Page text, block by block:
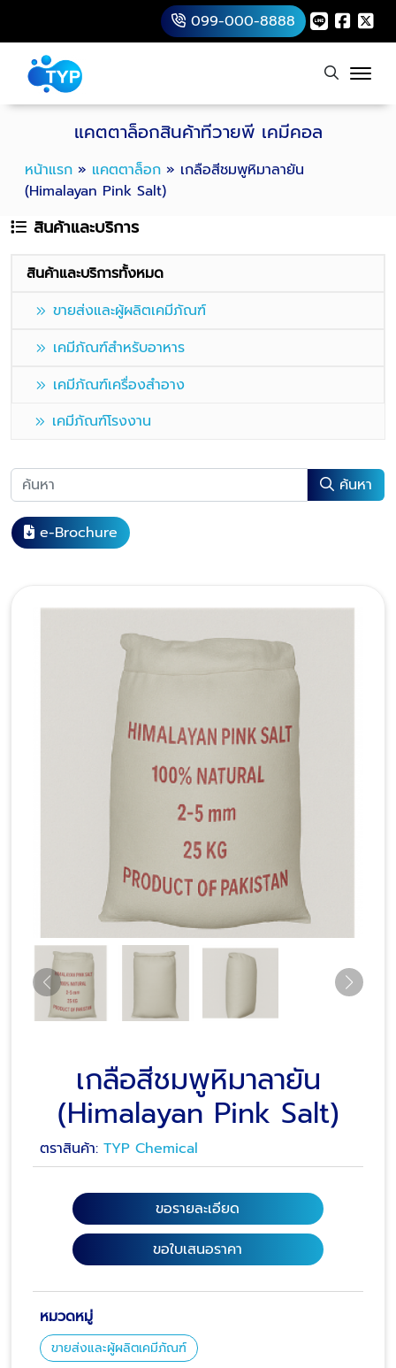
099-000-8888
หน้าแรก » แคตตาล็อก » เกลือสีชมพูหิมาลายัน
(Himalayan Pink Salt)
แคตตาล็อกสินค้าทีวายพี เคมีคอล
สินค้าและบริการ
สินค้าและบริการทั้งหมด
ขายส่งและผู้ผลิตเคมีภัณฑ์
เคมีภัณฑ์สำหรับอาหาร
เคมีภัณฑ์เครื่องสําอาง
เคมีภัณฑ์โรงงาน
ค้นหา
e-Brochure
เกลือสีชมพูหิมาลายัน
(Himalayan Pink Salt)
ตราสินค้า: TYP Chemical
ขอรายละเอียด
ขอใบเสนอราคา
หมวดหมู่
ขายส่งและผู้ผลิตเคมีภัณฑ์